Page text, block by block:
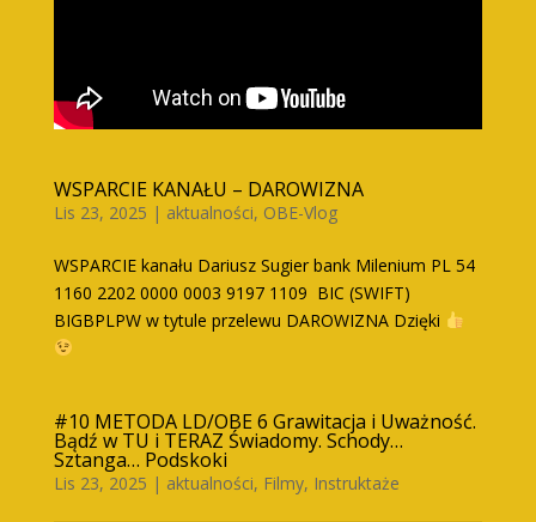
WSPARCIE KANAŁU – DAROWIZNA
Lis 23, 2025 | aktualności, OBE-Vlog
WSPARCIE kanału Dariusz Sugier bank Milenium PL 54
1160 2202 0000 0003 9197 1109 BIC (SWIFT)
BIGBPLPW w tytule przelewu DAROWIZNA Dzięki
#10 METODA LD/OBE 6 Grawitacja i Uważność.
Bądź w TU i TERAZ Świadomy. Schody…
Sztanga… Podskoki
Lis 23, 2025 | aktualności, Filmy, Instruktaże